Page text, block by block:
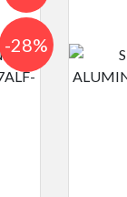
-28%